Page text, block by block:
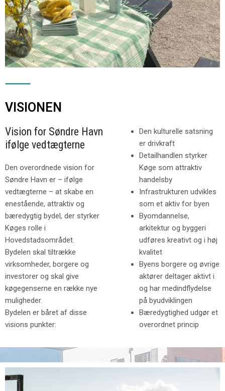
VISIONEN
Vision for Søndre Havn
ifølge vedtægterne
Den overordnede vision for
Søndre Havn er – ifølge
vedtægterne – at skabe en
enestående, attraktiv og
bæredygtig bydel, der styrker
Køges rolle i
Hovedstadsområdet.
Bydelen skal tiltrække
virksomheder, borgere og
investorer og skal give
køgegenserne en række nye
muligheder.
Bydelen er båret af disse
visions punkter:
Den kulturelle satsning
er drivkraft
Detailhandlen styrker
Køge som attraktiv
handelsby
Infrastrukturen udvikles
som et aktiv for byen
Byomdannelse,
arkitektur og byggeri
udføres kreativt og i høj
kvalitet
Byens borgere og øvrige
aktører deltager aktivt i
og har medindflydelse
på byudviklingen
Bæredygtighed udgør et
overordnet princip